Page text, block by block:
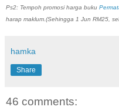
Ps2: Tempoh promosi harga buku
harap maklum.(Sehingga 1 Jun RM25,
hamka
Share
46 comments: